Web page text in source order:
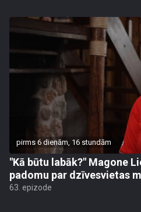
pirms 6 dienām, 16 stundām
"Kā būtu labāk?" Magone
padomu par dzīvesvietas
63. epizode